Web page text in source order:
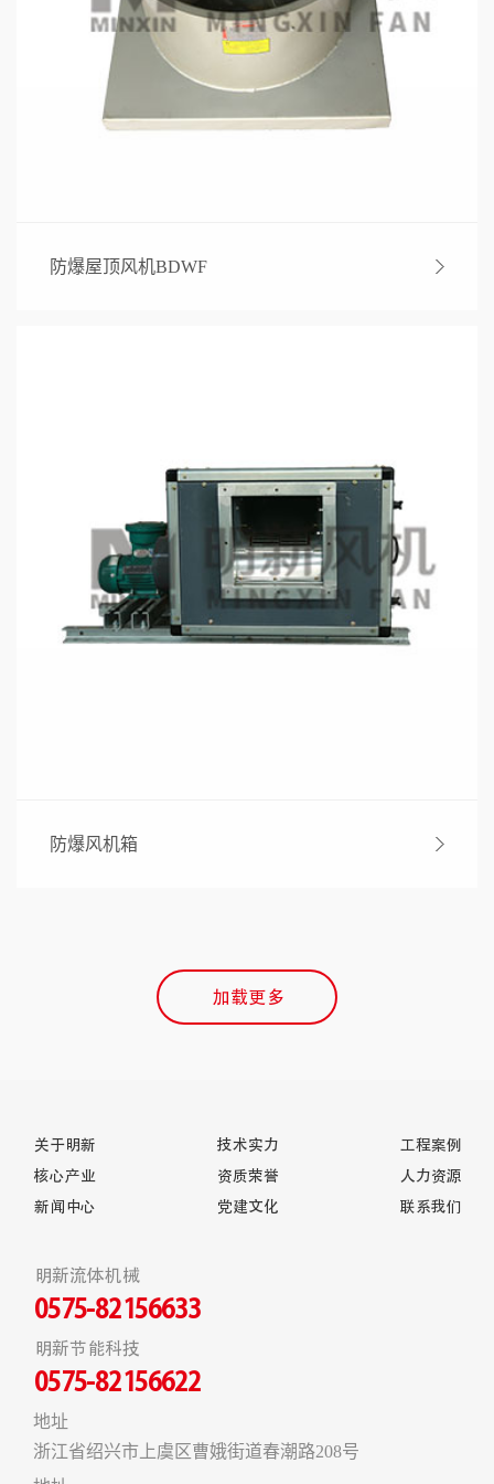
防爆屋顶风机BDWF
防爆风机箱
加载更多
关于明新
核心产业
新闻中心
技术实力
资质荣誉
党建文化
工程案例
人力资源
联系我们
明新流体机械
0575-82156633
明新节能科技
0575-82156622
地址
浙江省绍兴市上虞区曹娥街道春潮路208号